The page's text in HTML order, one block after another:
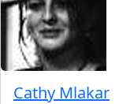
Cathy Mlakar